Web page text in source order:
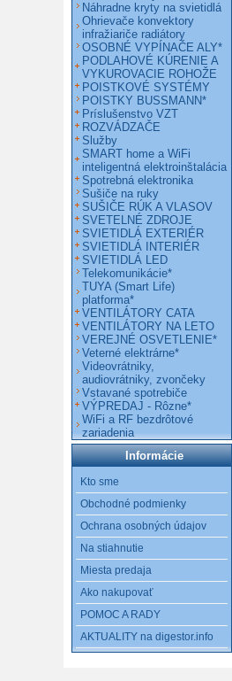
Náhradne kryty na svietidlá
Ohrievače konvektory
infražiariče radiátory
OSOBNÉ VYPÍNAČE ALY*
PODLAHOVÉ KÚRENIE A
VYKUROVACIE ROHOŽE
POISTKOVÉ SYSTÉMY
POISTKY BUSSMANN*
Príslušenstvo VZT
ROZVÁDZAČE
Služby
SMART home a WiFi
inteligentná elektroinštalácia
Spotrebná elektronika
Sušiče na ruky
SUŠIČE RÚK A VLASOV
SVETELNÉ ZDROJE
SVIETIDLÁ EXTERIÉR
SVIETIDLÁ INTERIÉR
SVIETIDLÁ LED
Telekomunikácie*
TUYA (Smart Life)
platforma*
VENTILÁTORY CATA
VENTILÁTORY NA LETO
VEREJNÉ OSVETLENIE*
Veterné elektrárne*
Videovrátniky,
audiovrátniky, zvončeky
Vstavané spotrebiče
VÝPREDAJ - Rôzne*
WiFi a RF bezdrôtové
zariadenia
Informácie
Kto sme
Obchodné podmienky
Ochrana osobných údajov
Na stiahnutie
Miesta predaja
Ako nakupovať
POMOC A RADY
AKTUALITY na digestor.info